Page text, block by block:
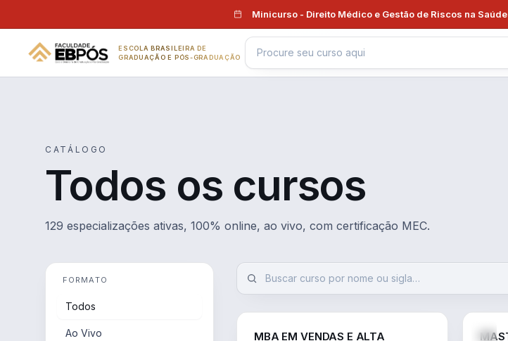
Minicurso - Direito Médico e Gestão de Riscos na Saúde
ESCOLA BRASILEIRA DE
GRADUAÇÃO E PÓS-GRADUAÇÃO
CATÁLOGO
Todos os cursos
129 especializações ativas, 100% online, ao vivo, com certificação MEC.
FORMATO
Todos
Ao Vivo
MBA EM VENDAS E ALTA